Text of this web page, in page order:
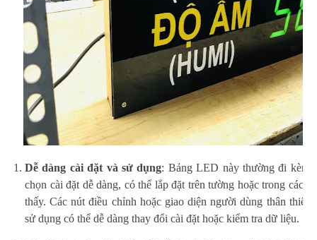
Dễ dàng cài đặt và sử dụng: Bảng LED này thường đi kèm
chọn cài đặt dễ dàng, có thể lắp đặt trên tường hoặc trong các
thấy. Các nút điều chỉnh hoặc giao diện người dùng thân thiện
sử dụng có thể dễ dàng thay đổi cài đặt hoặc kiểm tra dữ liệu.